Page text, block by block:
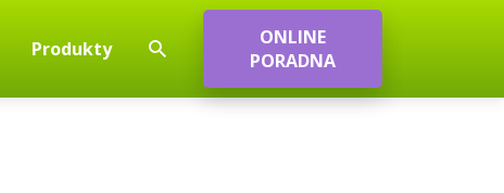
Produkty
ONLINE
PORADNA